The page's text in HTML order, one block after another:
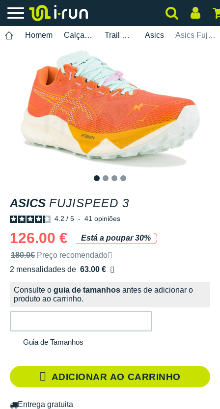
Homem Calçados Trail Running Asics Asics Fujispeed 3
ASICS FUJISPEED 3
4.2 / 5 - 41 opiniões
126.00 €
Está a poupar 30%
Preço de venda recomendado pela marca
180.0€ Preço recomendado
2 mensalidades de 63.00 €
sem custos
Consulte o guia de tamanhos antes de adicionar o
produto ao carrinho.
Guia de Tamanhos
ADICIONAR AO CARRINHO
Entrega gratuita